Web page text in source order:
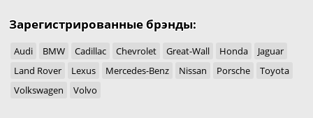
Зарегистрированные брэнды:
Audi BMW Cadillac Chevrolet Great-Wall Honda
Jaguar
Land Rover
Lexus Mercedes-Benz Nissan Porsche
Toyota
Volkswagen
Volvo